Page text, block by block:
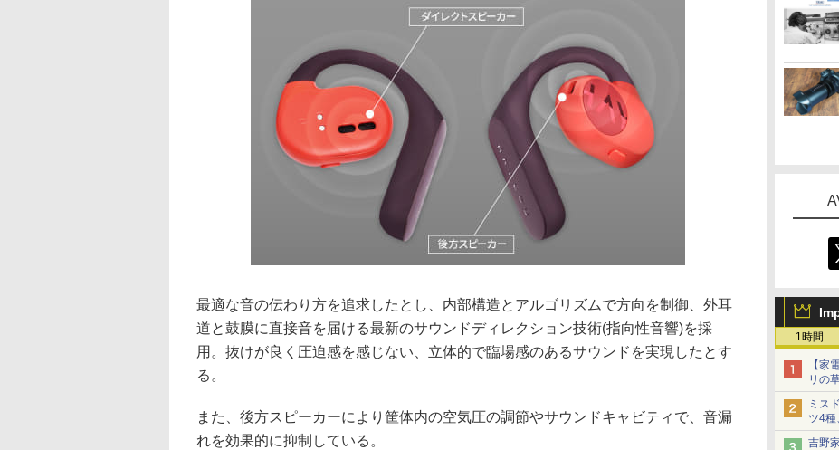
1時間
【家
リの
ミス
ツ4種
吉野
最適な音の伝わり方を追求したとし、内部構造とアルゴリズムで方向を制御、外耳
道と鼓膜に直接音を届ける最新のサウンドディレクション技術(指向性音響)を採
用。抜けが良く圧迫感を感じない、立体的で臨場感のあるサウンドを実現したとす
る。
また、後方スピーカーにより筐体内の空気圧の調節やサウンドキャビティで、音漏
れを効果的に抑制している。